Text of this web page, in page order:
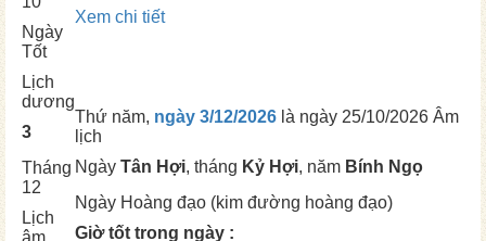
Ngày
Tốt
Xem chi tiết
Lịch
dương
3
Tháng
12
Lịch
Thứ năm, ngày 3/12/2026 là ngày 25/10/2026 Âm
lịch
Ngày Tân Hợi, tháng Kỷ Hợi, năm Bính Ngọ
Ngày Hoàng đạo (kim đường hoàng đạo)
Giờ tốt trong ngày :